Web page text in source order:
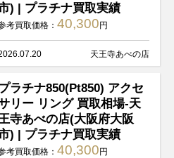
) | プラチナ買取実績
考買取価格：40,300円
天王寺あべの店
ラチナ850(Pt850) アクセ
リー リング 買取相場-天
寺あべの店(大阪府大阪
) | プラチナ買取実績
考買取価格：40,300円